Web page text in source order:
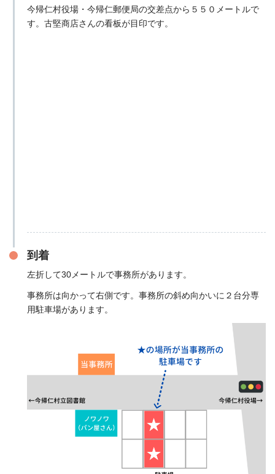
今帰仁村役場・今帰仁郵便局の交差点から５５０メートルで
す。古堅商店さんの看板が目印です。
到着
左折して30メートルで事務所があります。
事務所は向かって右側です。事務所の斜め向かいに２台分専
用駐車場があります。